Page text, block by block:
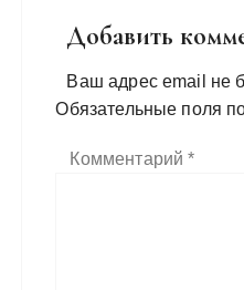
Добавить
Ваш адрес email не
Обязательные поля
Комментарий*